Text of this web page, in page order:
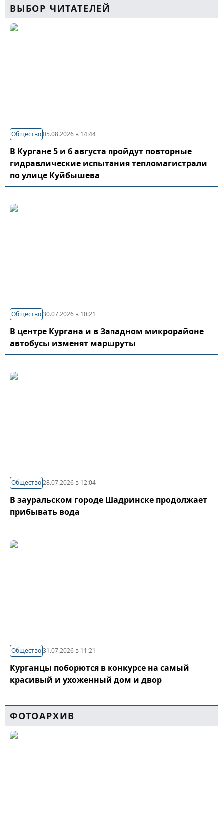
ВЫБОР ЧИТАТЕЛЕЙ
Общество05.08.2026 в 14:44
В Кургане 5 и 6 августа пройдут повторные
гидравлические испытания тепломагистрали
по улице Куйбышева
Общество30.07.2026 в 10:21
В центре Кургана и в Западном микрорайоне
автобусы изменят маршруты
Общество28.07.2026 в 12:04
В зауральском городе Шадринске продолжает
прибывать вода
Общество31.07.2026 в 11:21
Курганцы поборются в конкурсе на самый
красивый и ухоженный дом и двор
ФОТОАРХИВ